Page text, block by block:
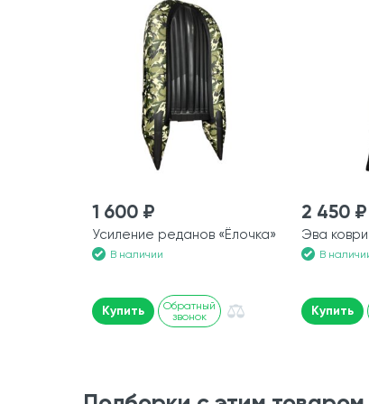
1 600 ₽
Усиление реданов «Ёлочка»
В наличии
Купить
Обратный
звонок
2 450 ₽
Эва
В
Купить